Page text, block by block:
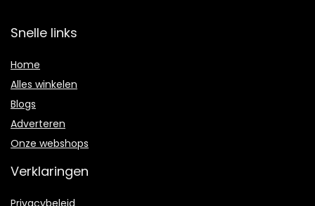
Snelle links
Home
Alles winkelen
Blogs
Adverteren
Onze webshops
Verklaringen
Privacybeleid